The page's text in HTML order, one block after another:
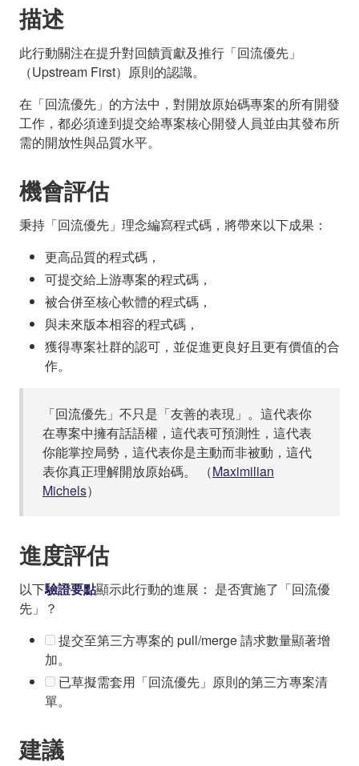
描述
此行動關注在提升對回饋貢獻及推行「回流優先」
（Upstream First）原則的認識。
在「回流優先」的方法中，對開放原始碼專案的所有開發
工作，都必須達到提交給專案核心開發人員並由其發布所
需的開放性與品質水平。
機會評估
秉持「回流優先」理念編寫程式碼，將帶來以下成果：
更高品質的程式碼，
可提交給上游專案的程式碼，
被合併至核心軟體的程式碼，
與未來版本相容的程式碼，
獲得專案社群的認可，並促進更良好且更有價值的合
作。
「回流優先」不只是「友善的表現」。這代表你
在專案中擁有話語權，這代表可預測性，這代表
你能掌控局勢，這代表你是主動而非被動，這代
表你真正理解開放原始碼。 （Maximilian
Michels）
進度評估
以下驗證要點顯示此行動的進展： 是否實施了「回流優
先」？
提交至第三方專案的 pull/merge 請求數量顯著增
加。
已草擬需套用「回流優先」原則的第三方專案清
單。
建議